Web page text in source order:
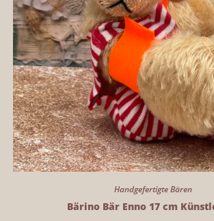
Handgefertigte Bären
Bärino Bär Enno 17 cm